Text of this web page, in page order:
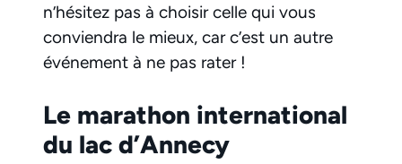
n’hésitez pas à choisir celle qui vous
conviendra le mieux, car c’est un autre
événement à ne pas rater !
Le marathon international
du lac d’Annecy